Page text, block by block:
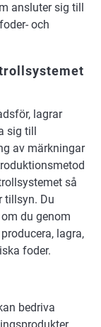
ansluter sig till
och
lagrar
till
av märkningar
så
tillsyn. Du
du genom
lagra,
foder.
bedriva